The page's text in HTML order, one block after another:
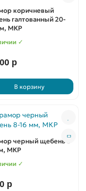
коричневый
галтованный 20-
МКР
✓
р
В корзину
черный щебень 8-
МКР
✓
р